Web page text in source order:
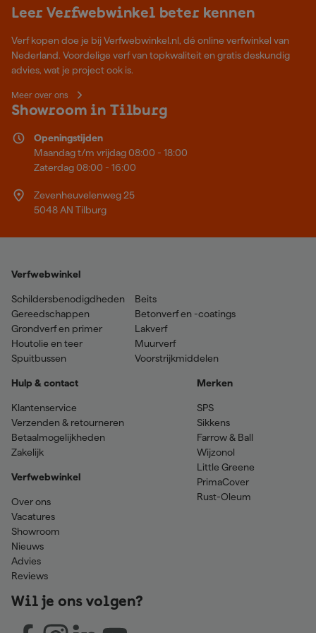
Leer Verfwebwinkel beter kennen
Verf kopen doe je bij Verfwebwinkel.nl, dé online verfwinkel van
Nederland. Voordelige verf van topkwaliteit en gratis deskundig
advies, wat je project ook is.
Meer over ons
Showroom in Tilburg
Openingstijden
Maandag t/m vrijdag 08:00 - 18:00
Zaterdag 08:00 - 16:00
Zevenheuvelenweg 25
5048 AN Tilburg
Verfwebwinkel
Schildersbenodigdheden
Gereedschappen
Grondverf en primer
Houtolie en teer
Spuitbussen
Beits
Betonverf en -coatings
Lakverf
Muurverf
Voorstrijkmiddelen
Hulp & contact
Klantenservice
Verzenden & retourneren
Betaalmogelijkheden
Zakelijk
Verfwebwinkel
Over ons
Vacatures
Showroom
Nieuws
Advies
Reviews
Merken
SPS
Sikkens
Farrow & Ball
Wijzonol
Little Greene
PrimaCover
Rust-Oleum
Wil je ons volgen?